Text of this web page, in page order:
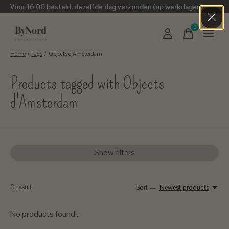
Voor 16.00 besteld, dezelfde dag verzonden (op werkdagen)
0items
Home / Tags / Objects d'Amsterdam
Products tagged with Objects
d'Amsterdam
Show filters
0 result Sort — Newest products
No products found...